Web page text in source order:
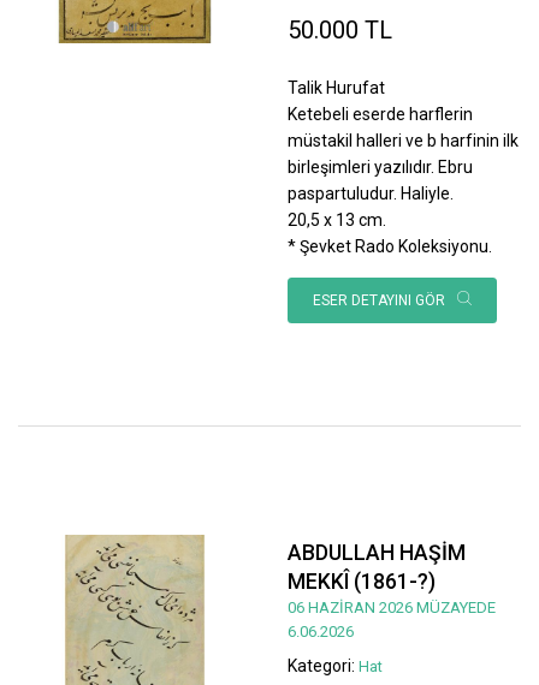
50.000 TL
Talik Hurufat
Ketebeli eserde harflerin
müstakil halleri ve b harfinin ilk
birleşimleri yazılıdır. Ebru
paspartuludur. Haliyle.
20,5 x 13 cm.
* Şevket Rado Koleksiyonu.
ESER DETAYINI GÖR
ABDULLAH HAŞİM
MEKKÎ (1861-?)
06 HAZİRAN 2026 MÜZAYEDE
6.06.2026
Kategori: Hat